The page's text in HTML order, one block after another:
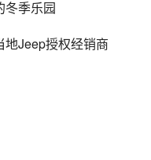
Jeep授权经销商